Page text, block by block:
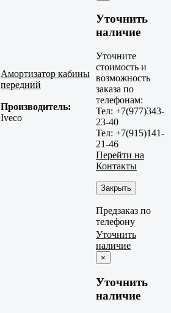
Амортизатор кабины
передний
Производитель:
Iveco
Уточнить
наличие
Уточните
стоимость и
возможность
заказа по
телефонам:
Тел: +7(977)343-
23-40
Тел: +7(915)141-
21-46
Перейти на
Контакты
Закрыть
Предзаказ по
телефону
Уточнить
наличие
×
Уточнить
наличие